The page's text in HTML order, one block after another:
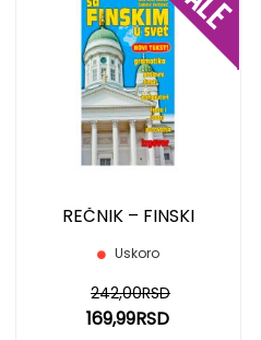
REČNIK – FINSKI
Uskoro
169,99RSD
242,00RSD
DODAJ
NA